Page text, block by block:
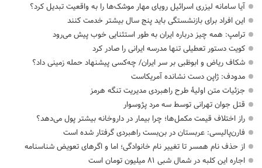
آیا سامانه لیزری اسرائیل رویای مهار موشک‌ها را به واقعیت تبدیل کرد؟
این افراد برای بازنشستگی باید پنج سال بیشتر خدمت کنند
ترامپ: همه چیز درباره ایران به طور استثنایی خوب پیش می‌رود
کویت دستور تعطیلی تنها مدرسه ایرانی را صادر کرد
شکاف ریاض و ابوظبی بر سر ایران/ چه‌کسی پیشنهاد حمله زمینی داد؟
مدودف: ژاپن دست نشانده آمریکاست
جزئیات متن اولیۀ طرح راهبردی مدیریت تنگه هرمز
قتل جوان تهرانی توسط سه مرد پژوسوار
راز اختلاف قیمت مکمل‌ها؛ چرا بیمار در داروخانه بیشتر پول می‌دهد؟
فارن‌پالیسی: عربستان در بن‌بست راهبردی گرفتار شده است
از حذف نام همسر تا تغییر نام خانوادگی؛ اما و اگرهای تعویض شناسنامه
اجاره این کلبه در شمال شبی ۸۱ میلیون تومان است